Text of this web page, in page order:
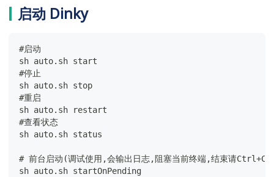
启动 Dinky
#启动
sh auto.sh start
#停止
sh auto.sh stop
#重启
sh auto.sh restart
#查看状态
sh auto.sh status
# 前台启动(调试使用,会输出日志,阻塞当前终端,结束请Ctrl+C,
sh auto.sh startOnPending